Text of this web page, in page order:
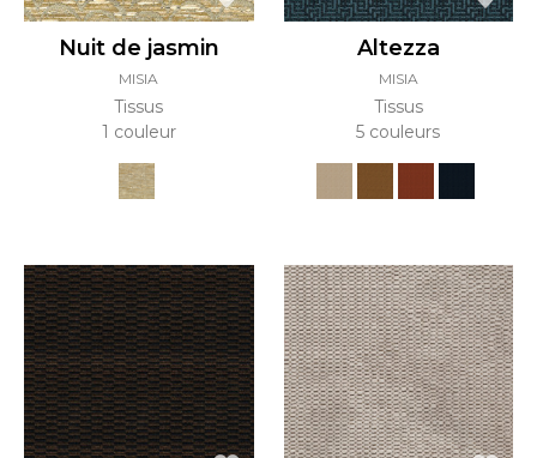
Nuit de jasmin
MISIA
Tissus
1 couleur
Altezza
MISIA
Tissus
5 couleurs